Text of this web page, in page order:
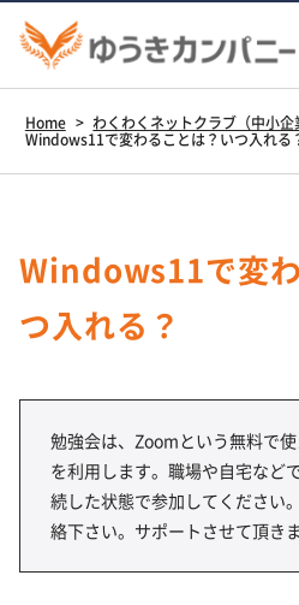
Home > わくわくネットクラブ（中小企
Windows11で変わることは？いつ入れる
Windows11で変
つ入れる？
勉強会は、Zoomという無料で
を利用します。職場や自宅など
続した状態で参加してください
絡下さい。サポートさせて頂きま